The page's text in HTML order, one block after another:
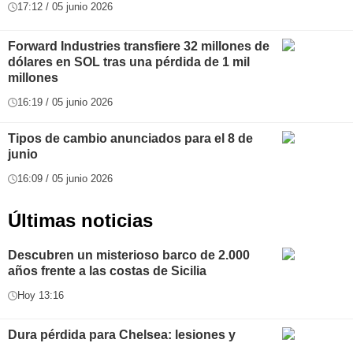
17:12 / 05 junio 2026
Forward Industries transfiere 32 millones de
dólares en SOL tras una pérdida de 1 mil
millones
16:19 / 05 junio 2026
Tipos de cambio anunciados para el 8 de
junio
16:09 / 05 junio 2026
Últimas noticias
Descubren un misterioso barco de 2.000
años frente a las costas de Sicilia
Hoy 13:16
Dura pérdida para Chelsea: lesiones y